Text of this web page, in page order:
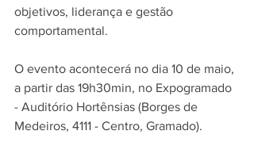
objetivos, liderança e gestão
comportamental.
O evento acontecerá no dia 10 de maio,
a partir das 19h30min, no Expogramado
- Auditório Hortênsias (Borges de
Medeiros, 4111 - Centro, Gramado).